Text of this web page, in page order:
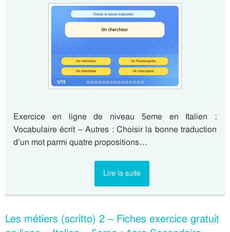
Exercice en ligne de niveau 5eme en Italien :
Vocabulaire écrit – Autres : Choisir la bonne traduction
d’un mot parmi quatre propositions…
Lire la suite
Les métiers (scritto) 2 – Fiches exercice gratuit